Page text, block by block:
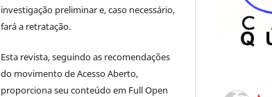
investigação preliminar e, caso necessário,
fará a retratação.
Esta revista, seguindo as recomendações
do movimento de Acesso Aberto,
proporciona seu conteúdo em Full Open